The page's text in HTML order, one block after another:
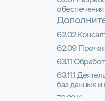
обеспечения
62.02
62.09 Прочая
63.11
63.11.1
баз данных
70.22